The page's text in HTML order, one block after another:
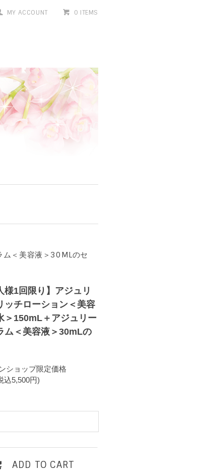
MY ACCOUNT 0 ITEMS
＜美容液＞30MLのセ
様1回限り】アジュリ
チローション＜美容
＞150mL＋アジュリー
＜美容液＞30mLの
ショップ限定価格
込5,500円)
ADD TO CART